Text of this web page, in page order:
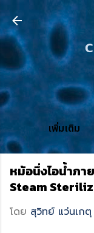
เพิ่มเติม
หม้อนึ่งไอน้ำภ
Steam
โดย สุวิทย์ แว่นเก